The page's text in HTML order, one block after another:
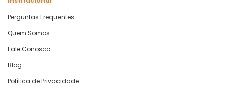
Perguntas Frequentes
Quem Somos
Fale Conosco
Blog
Política de Privacidade